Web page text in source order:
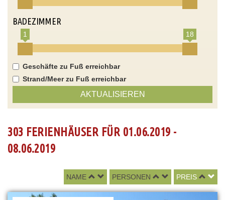
BADEZIMMER
1 18
Geschäfte zu Fuß erreichbar
Strand/Meer zu Fuß erreichbar
AKTUALISIEREN
303 FERIENHÄUSER FÜR 01.06.2019 -
08.06.2019
NAME PERSONEN PREIS